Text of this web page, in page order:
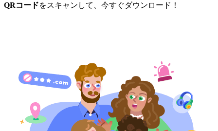
QRコードをスキャンして、今すぐダウンロード！